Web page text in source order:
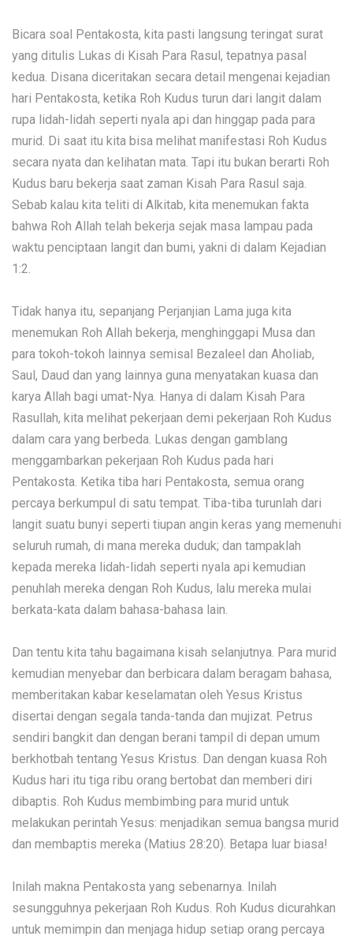
Bicara soal Pentakosta, kita pasti langsung teringat surat
yang ditulis Lukas di Kisah Para Rasul, tepatnya pasal
kedua. Disana diceritakan secara detail mengenai kejadian
hari Pentakosta, ketika Roh Kudus turun dari langit dalam
rupa lidah-lidah seperti nyala api dan hinggap pada para
murid. Di saat itu kita bisa melihat manifestasi Roh Kudus
secara nyata dan kelihatan mata. Tapi itu bukan berarti Roh
Kudus baru bekerja saat zaman Kisah Para Rasul saja.
Sebab kalau kita teliti di Alkitab, kita menemukan fakta
bahwa Roh Allah telah bekerja sejak masa lampau pada
waktu penciptaan langit dan bumi, yakni di dalam Kejadian
1:2.
Tidak hanya itu, sepanjang Perjanjian Lama juga kita
menemukan Roh Allah bekerja, menghinggapi Musa dan
para tokoh-tokoh lainnya semisal Bezaleel dan Aholiab,
Saul, Daud dan yang lainnya guna menyatakan kuasa dan
karya Allah bagi umat-Nya. Hanya di dalam Kisah Para
Rasullah, kita melihat pekerjaan demi pekerjaan Roh Kudus
dalam cara yang berbeda. Lukas dengan gamblang
menggambarkan pekerjaan Roh Kudus pada hari
Pentakosta. Ketika tiba hari Pentakosta, semua orang
percaya berkumpul di satu tempat. Tiba-tiba turunlah dari
langit suatu bunyi seperti tiupan angin keras yang memenuhi
seluruh rumah, di mana mereka duduk; dan tampaklah
kepada mereka lidah-lidah seperti nyala api kemudian
penuhlah mereka dengan Roh Kudus, lalu mereka mulai
berkata-kata dalam bahasa-bahasa lain.
Dan tentu kita tahu bagaimana kisah selanjutnya. Para murid
kemudian menyebar dan berbicara dalam beragam bahasa,
memberitakan kabar keselamatan oleh Yesus Kristus
disertai dengan segala tanda-tanda dan mujizat. Petrus
sendiri bangkit dan dengan berani tampil di depan umum
berkhotbah tentang Yesus Kristus. Dan dengan kuasa Roh
Kudus hari itu tiga ribu orang bertobat dan memberi diri
dibaptis. Roh Kudus membimbing para murid untuk
melakukan perintah Yesus: menjadikan semua bangsa murid
dan membaptis mereka (Matius 28:20). Betapa luar biasa!
Inilah makna Pentakosta yang sebenarnya. Inilah
sesungguhnya pekerjaan Roh Kudus. Roh Kudus dicurahkan
untuk memimpin dan menjaga hidup setiap orang percaya